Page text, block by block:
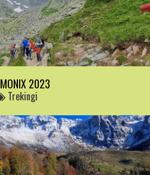
2023
Trekingi